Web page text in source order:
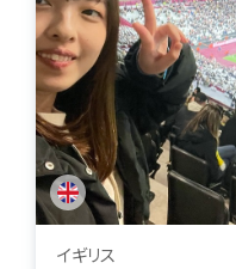
イギリス